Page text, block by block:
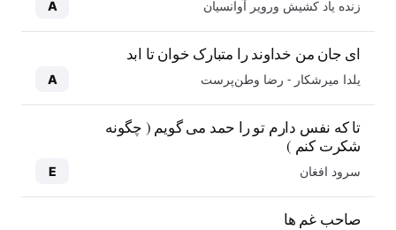
زنده یاد کشیش ورویر آوانسیان A
ای جان من خداوند را متبارک خوان تا ابد
یلدا میرشکار - رضا وطن‌پرست A
تا که نفس دارم تو را حمد می گویم ( چگونه
شکرت کنم )
سرود افغان E
صاحب غم ها